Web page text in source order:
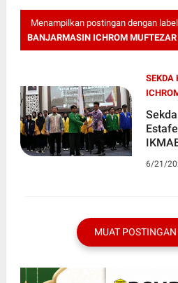
Menampilkan postingan dengan label
BANJARMASIN ICHROM MUFTEZAR
SEKDA
6/21/
MUAT